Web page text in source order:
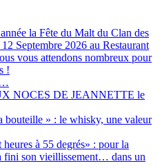
la Fête du Malt du Clan des
Septembre 2026 au Restaurant
vous attendons nombreux pour
!
…
NOCES DE JEANNETTE le
bouteille » : le whisky, une valeur
à 55 degrés» : pour la
fini son vieillissement… dans un